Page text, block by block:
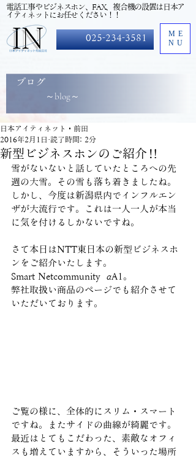
ME
NU
025-234-3581
​電話工事やビジネスホン、FAX、複合機の設置は日本ア
イティネットにお任せください！！
ブログ
～blog～
新型ビジネスホンのご紹介！！
日本アイティネット・前田
2016年2月1日 読了時間: 2分
雪がないないと話していたところへの先
週の大雪。その雪も落ち着きましたね。
しかし、今度は新潟県内でインフルエン
ザが大流行です。これは一人一人が本当
に気を付けるしかないですね。
さて本日はNTT東日本の新型ビジネスホ
ンをご紹介いたします。
Smart Netcommunity  αA1。
弊社取扱い商品のページでも紹介させて
いただいております。
ご覧の様に、全体的にスリム・スマート
ですね。またサイドの曲線が綺麗です。
最近はとてもこだわった、素敵なオフィ
スも増えていますから、そういった場所